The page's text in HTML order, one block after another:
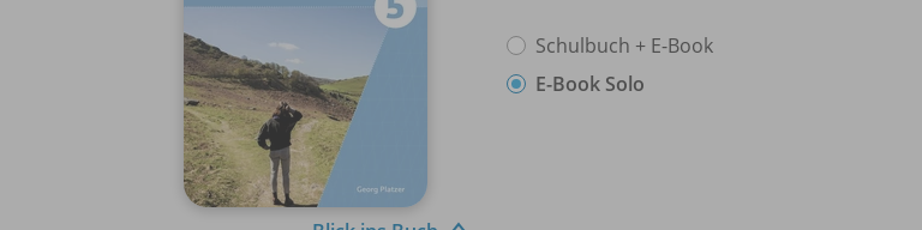
Schulbuch + E-Book
E-Book Solo